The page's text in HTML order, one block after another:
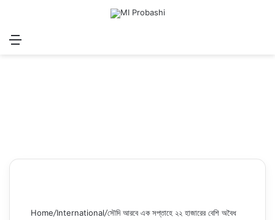
Menu
Home/International/সৌদি আরবে এক সপ্তাহে ২২ হাজারের বেশি অবৈধ